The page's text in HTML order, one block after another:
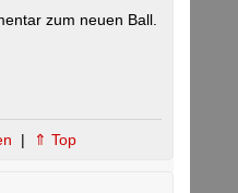
zum neuen Ball.
| ⇑ Top